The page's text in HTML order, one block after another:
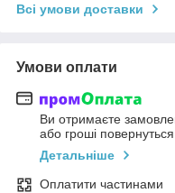
Всі умови доставки
Умови оплати
Ви отримаєте
або гроші
Детальніше
Оплатити частинами